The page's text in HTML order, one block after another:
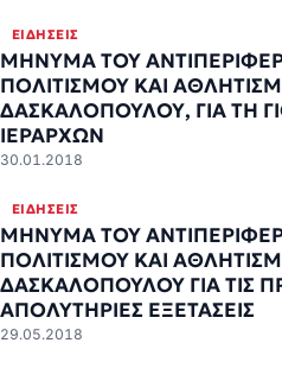
ΕΙΔΉΣΕΙΣ
ΜΗΝΥΜΑ ΤΟΥ
ΠΟΛΙΤΙΣΜΟΥ ΚΑΙ
ΔΑΣΚΑΛΟΠΟΥΛΟΥ, ΓΙΑ ΤΗ
ΙΕΡΑΡΧΩΝ
30.01.2018
ΕΙΔΉΣΕΙΣ
ΜΗΝΥΜΑ ΤΟΥ
ΠΟΛΙΤΙΣΜΟΥ ΚΑΙ
ΔΑΣΚΑΛΟΠΟΥΛΟΥ ΓΙΑ ΤΙΣ
ΑΠΟΛΥΤΗΡΙΕΣ ΕΞΕΤΑΣΕΙΣ
29.05.2018